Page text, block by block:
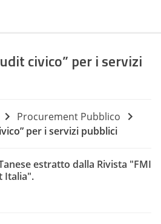
civico” per i servizi
Procurement Pubblico
per i servizi pubblici
estratto dalla Rivista "FMI
Italia".